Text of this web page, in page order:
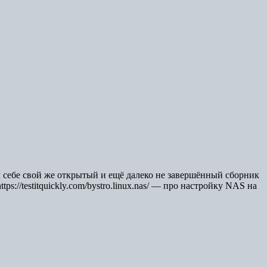
свой же открытый и ещё далеко не завершённый сборник
testitquickly.com/bystro.linux.nas/ — про настройку NAS на